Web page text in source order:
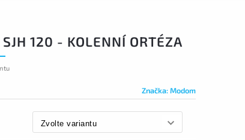
120 - KOLENNÍ ORTÉZA
Značka:Modom